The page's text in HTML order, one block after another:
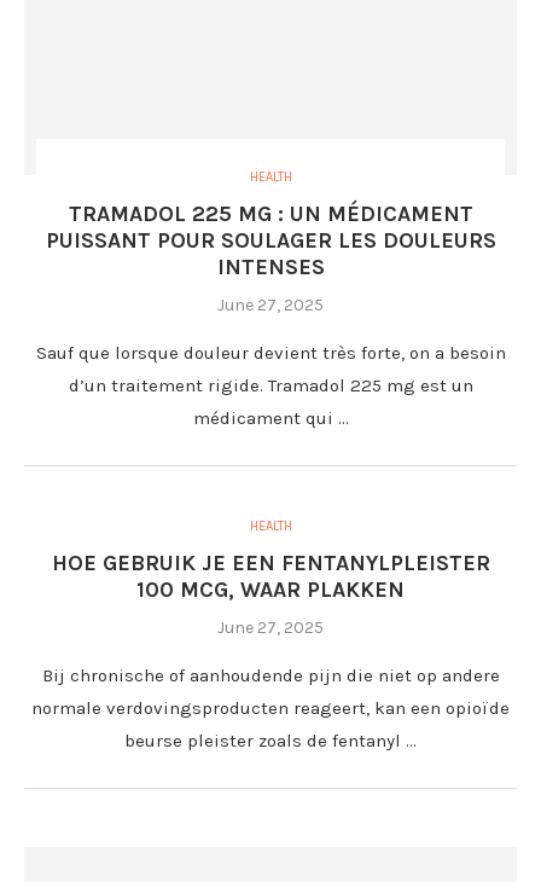
HEALTH
TRAMADOL 225 MG : UN MÉDICAMENT
PUISSANT POUR SOULAGER LES DOULEURS
INTENSES
June 27, 2025
Sauf que lorsque douleur devient très forte, on a besoin
d’un traitement rigide. Tramadol 225 mg est un
médicament qui …
HEALTH
HOE GEBRUIK JE EEN FENTANYLPLEISTER
100 MCG, WAAR PLAKKEN
June 27, 2025
Bij chronische of aanhoudende pijn die niet op andere
normale verdovingsproducten reageert, kan een opioïde
beurse pleister zoals de fentanyl …